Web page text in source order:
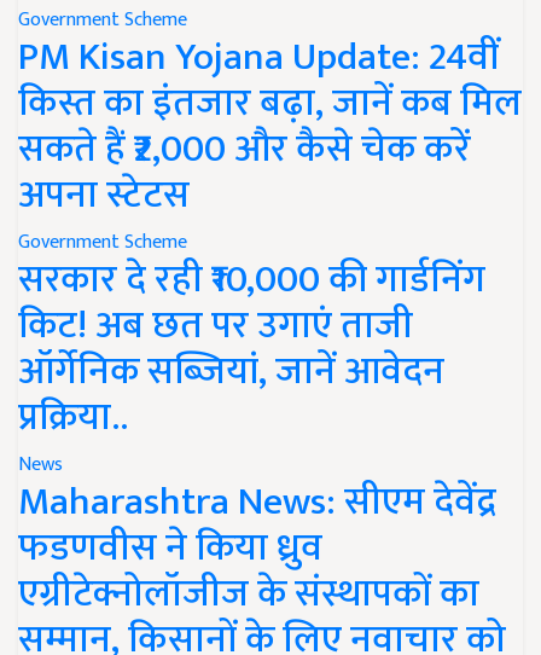
Government Scheme
PM Kisan Yojana Update: 24वीं
किस्त का इंतजार बढ़ा, जानें कब मिल
सकते हैं ₹2,000 और कैसे चेक करें
अपना स्टेटस
Government Scheme
सरकार दे रही ₹10,000 की गार्डनिंग
किट! अब छत पर उगाएं ताजी
ऑर्गेनिक सब्जियां, जानें आवेदन
प्रक्रिया..
News
Maharashtra News: सीएम देवेंद्र
फडणवीस ने किया ध्रुव
एग्रीटेक्नोलॉजीज के संस्थापकों का
सम्मान, किसानों के लिए नवाचार को